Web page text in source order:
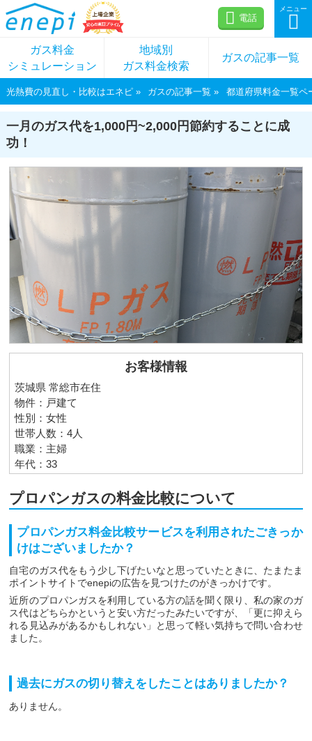
ガス料金
シミュレーション
地域別
ガス料金検索
ガスの記事一覧
電話
メニュー
光熱費の見直し・比較はエネピ ガスの記事一覧 都道府県料金一覧ペ
一月のガス代を1,000円~2,000円節約することに成
功！
お客様情報
茨城県 常総市在住
物件：戸建て
性別：女性
世帯人数：4人
職業：主婦
年代：33
プロパンガスの料金比較について
プロパンガス料金比較サービスを利用されたごきっか
けはございましたか？
自宅のガス代をもう少し下げたいなと思っていたときに、たまたま
ポイントサイトでenepiの広告を見つけたのがきっかけです。
近所のプロパンガスを利用している方の話を聞く限り、私の家のガ
ス代はどちらかというと安い方だったみたいですが、「更に抑えら
れる見込みがあるかもしれない」と思って軽い気持ちで問い合わせ
ました。
過去にガスの切り替えをしたことはありましたか？
ありません。